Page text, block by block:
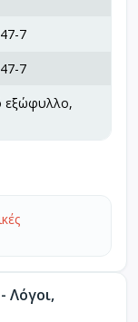
7
7
εξώφυλλο,
Λόγοι,